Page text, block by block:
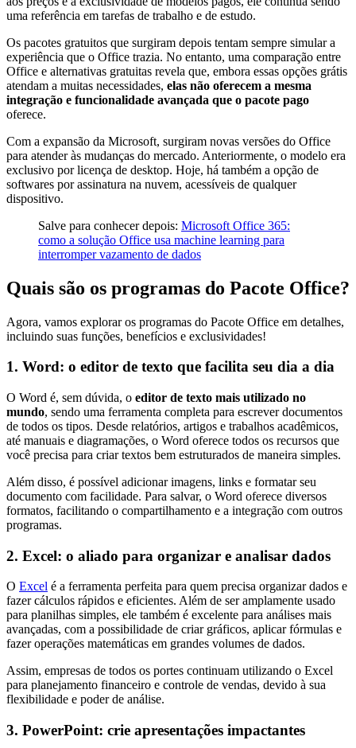
uma referência em tarefas de trabalho e de estudo.
Os pacotes gratuitos que surgiram depois tentam sempre simular a
experiência que o Office trazia. No entanto, uma comparação entre
Office e alternativas gratuitas revela que, embora essas opções grátis
atendam a muitas necessidades, elas não oferecem a mesma
integração e funcionalidade avançada que o pacote pago
oferece.
Com a expansão da Microsoft, surgiram novas versões do Office
para atender às mudanças do mercado. Anteriormente, o modelo era
exclusivo por licença de desktop. Hoje, há também a opção de
softwares por assinatura na nuvem, acessíveis de qualquer
dispositivo.
Salve para conhecer depois: Microsoft Office 365:
como a solução Office usa machine learning para
interromper vazamento de dados
Quais são os programas do Pacote Office?
Agora, vamos explorar os programas do Pacote Office em detalhes,
incluindo suas funções, benefícios e exclusividades!
1. Word: o editor de texto que facilita seu dia a dia
O Word é, sem dúvida, o editor de texto mais utilizado no
mundo, sendo uma ferramenta completa para escrever documentos
de todos os tipos. Desde relatórios, artigos e trabalhos acadêmicos,
até manuais e diagramações, o Word oferece todos os recursos que
você precisa para criar textos bem estruturados de maneira simples.
Além disso, é possível adicionar imagens, links e formatar seu
documento com facilidade. Para salvar, o Word oferece diversos
formatos, facilitando o compartilhamento e a integração com outros
programas.
2. Excel: o aliado para organizar e analisar dados
O Excel é a ferramenta perfeita para quem precisa organizar dados e
fazer cálculos rápidos e eficientes. Além de ser amplamente usado
para planilhas simples, ele também é excelente para análises mais
avançadas, com a possibilidade de criar gráficos, aplicar fórmulas e
fazer operações matemáticas em grandes volumes de dados.
Assim, empresas de todos os portes continuam utilizando o Excel
para planejamento financeiro e controle de vendas, devido à sua
flexibilidade e poder de análise.
3. PowerPoint: crie apresentações impactantes